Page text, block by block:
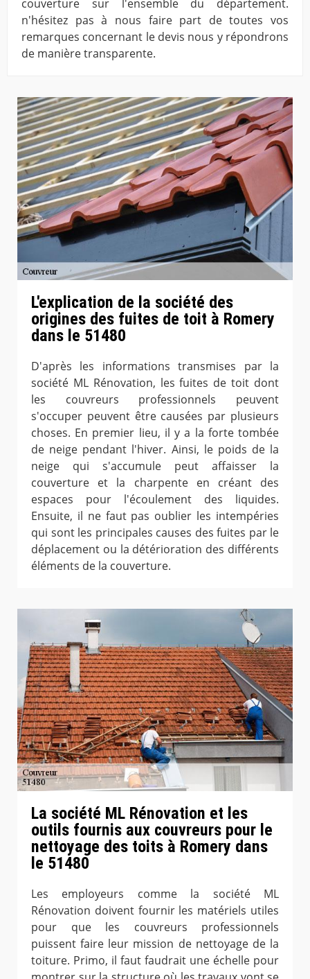
couverture sur l'ensemble du département.
n'hésitez pas à nous faire part de toutes vos
remarques concernant le devis nous y répondrons
de manière transparente.
L'explication de la société des
origines des fuites de toit à Romery
dans le 51480
D'après les informations transmises par la
société ML Rénovation, les fuites de toit dont
les couvreurs professionnels peuvent
s'occuper peuvent être causées par plusieurs
choses. En premier lieu, il y a la forte tombée
de neige pendant l'hiver. Ainsi, le poids de la
neige qui s'accumule peut affaisser la
couverture et la charpente en créant des
espaces pour l'écoulement des liquides.
Ensuite, il ne faut pas oublier les intempéries
qui sont les principales causes des fuites par le
déplacement ou la détérioration des différents
éléments de la couverture.
La société ML Rénovation et les
outils fournis aux couvreurs pour le
nettoyage des toits à Romery dans
le 51480
Les employeurs comme la société ML
Rénovation doivent fournir les matériels utiles
pour que les couvreurs professionnels
puissent faire leur mission de nettoyage de la
toiture. Primo, il faut faudrait une échelle pour